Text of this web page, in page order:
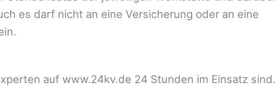
es darf nicht an eine Versicherung oder an eine
auf www.24kv.de 24 Stunden im Einsatz sind.